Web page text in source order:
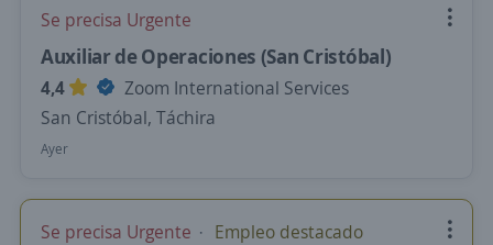
Se precisa Urgente
Auxiliar de Operaciones (San Cristóbal)
4,4
Zoom International Services
San Cristóbal, Táchira
Ayer
Se precisa Urgente Empleo destacado